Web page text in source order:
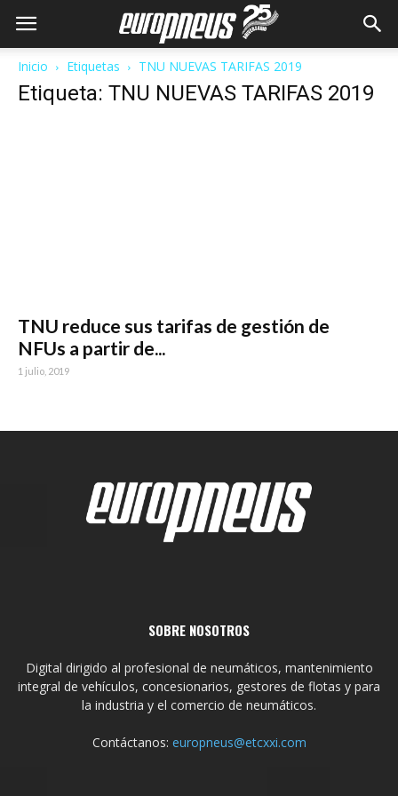
Inicio Etiquetas TNU NUEVAS TARIFAS 2019
Etiqueta: TNU NUEVAS TARIFAS 2019
TNU reduce sus tarifas de gestión de
NFUs a partir de...
1 julio, 2019
SOBRE NOSOTROS
Digital dirigido al profesional de neumáticos, mantenimiento
integral de vehículos, concesionarios, gestores de flotas y para
la industria y el comercio de neumáticos.
Contáctanos: europneus@etcxxi.com